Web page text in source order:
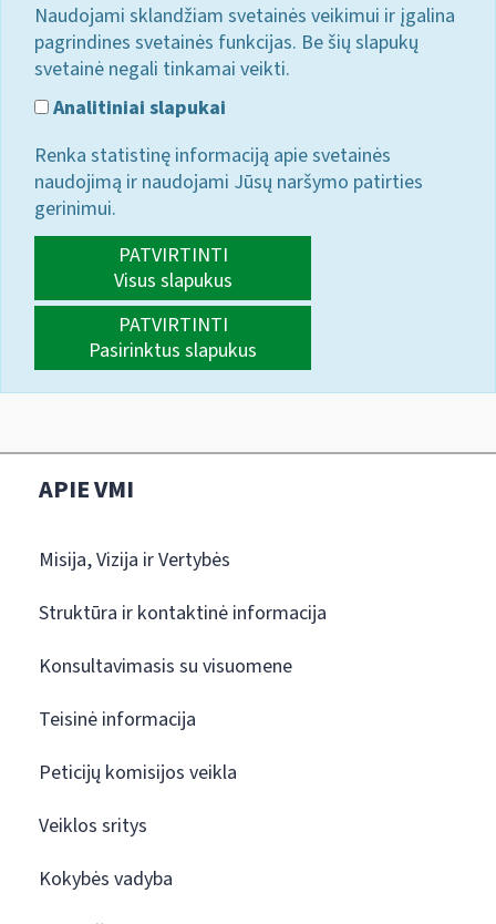
Naudojami sklandžiam svetainės veikimui ir įgalina
pagrindines svetainės funkcijas. Be šių slapukų
svetainė negali tinkamai veikti.
Analitiniai slapukai
Renka statistinę informaciją apie svetainės
naudojimą ir naudojami Jūsų naršymo patirties
gerinimui.
PATVIRTINTI
Visus slapukus
PATVIRTINTI
Pasirinktus slapukus
APIE VMI
Misija, Vizija ir Vertybės
Struktūra ir kontaktinė informacija
Konsultavimasis su visuomene
Teisinė informacija
Peticijų komisijos veikla
Veiklos sritys
Kokybės vadyba